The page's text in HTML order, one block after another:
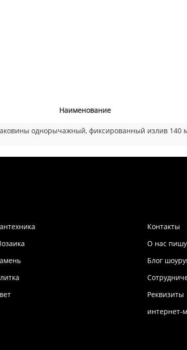
Наименование
однорычажный, фиксированный излив 140
Контакты
О нас
Блог
Реквизиты
интернет-